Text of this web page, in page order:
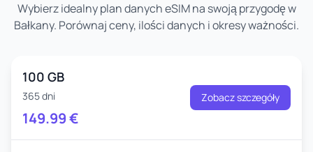
Wybierz idealny plan danych eSIM na swoją przygodę w
Bałkany. Porównaj ceny, ilości danych i okresy ważności.
100 GB
365 dni
149.99€
Zobacz szczegóły